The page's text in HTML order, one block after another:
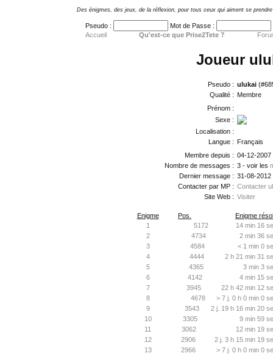
Des énigmes, des jeux, de la réflexion, pour tous ceux qui aiment se
Pseudo :
Mot de Passe :
Accueil
Qu'est-ce que Prise2Tete ?
Joueur
Pseudo : ulukai
Qualité : Membre
Prénom :
Sexe :
Localisation :
Langue : Français
Membre depuis : 04-12-2007
Nombre de messages : 3 - voir les
Dernier message : 31-08-2012
Contacter par MP : Contacter
Site Web : Visiter
Enigme Pos.
Enigme
1
5172
14 min 16
2
4734
2 min 36
3
4584
< 1 min 0
4
4444
2 h 21 min 31
5
4365
3 min 3
6
4142
4 min 15
7
3945
22 h 42 min 12
8
4678
> 7 j. 0 h 0 min 0
9
3543
2 j. 19 h 16 min 20
10
3305
9 min 59
11
3062
12 min 19
12
2906
2 j. 3 h 15 min 19
13
2966
> 7 j. 0 h 0 min 0